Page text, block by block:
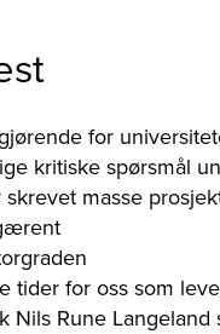
for
kritiske spørsmål
masse
tider for oss som
Nils Rune Langeland